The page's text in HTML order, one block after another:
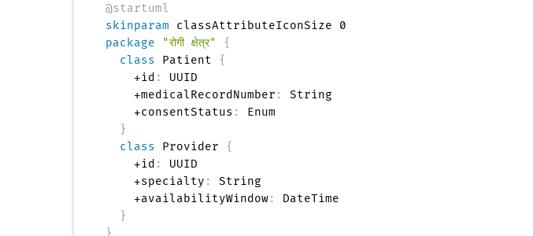
@startuml
skinparam
package
"रोगी क्षेत्र"
{
class Patient {
    +id
:
UUID
    +medicalRecordNumber
:
String
    +consentStatus
:
Enum
}
class Provider {
    +id
:
UUID
    +specialty
:
String
    +availabilityWindow
:
DateTime
}
}